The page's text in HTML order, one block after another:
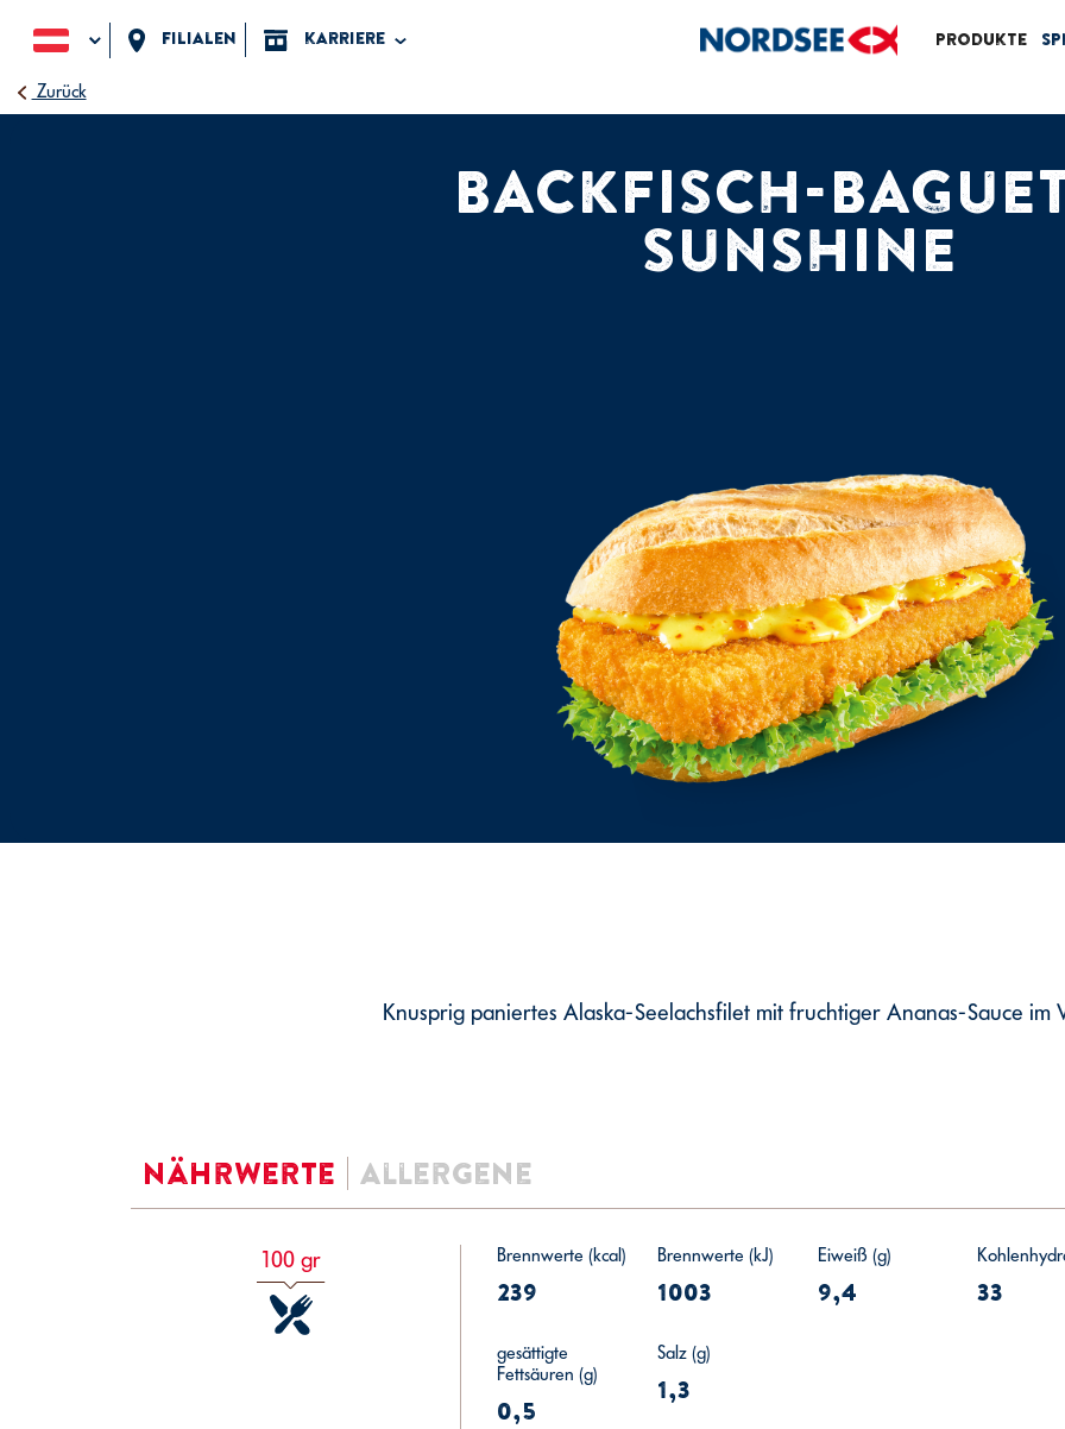
Filialen karriere Produkte
Zurück
BACKFISCH-
SUNSHINE
Knusprig paniertes Alaska-Seelachsfilet mit fruchtiger Ananas-Sauce im
Nährwerte Allergene
100 gr Brennwerte (kcal)
239
Brennwerte (kJ)
1003
Eiweiß (g)
9,4 33
gesättigte
Fettsäuren (g)
0,5
Salz (g)
1,3